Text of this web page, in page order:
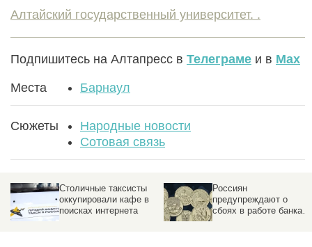
Алтайский государственный университет. .
Подпишитесь на Алтапресс в Телеграме и в Max
Места Барнаул
Сюжеты
Народные новости
Сотовая связь
Россиян
предупреждают о
сбоях в работе банка с
Что делать, если
отключили интернет